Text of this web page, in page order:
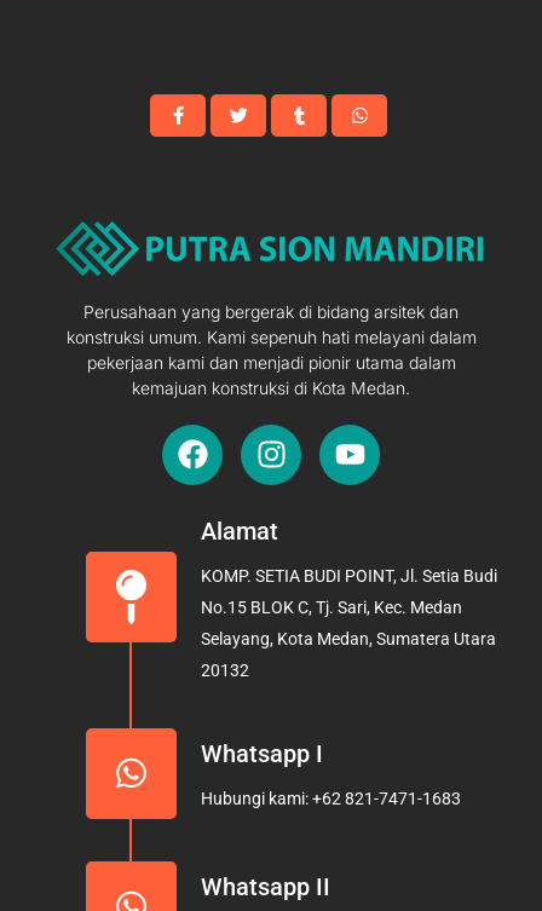
Perusahaan yang bergerak di bidang arsitek dan
konstruksi umum. Kami sepenuh hati melayani dalam
pekerjaan kami dan menjadi pionir utama dalam
kemajuan konstruksi di Kota Medan.
F
a
e
o
o
k
I
n
t
g
r
a
Y
o
b
e
Alamat
KOMP. SETIA BUDI POINT, Jl. Setia Budi
No.15 BLOK C, Tj. Sari, Kec. Medan
Selayang, Kota Medan, Sumatera Utara
20132
Whatsapp I
Hubungi kami: +62 821-7471-1683
Whatsapp II